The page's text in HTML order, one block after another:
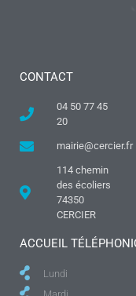
CONTACT
04 50 77 45
20
mairie@cercier.fr
114 chemin
des écoliers
74350
CERCIER
ACCUEIL
Lundi